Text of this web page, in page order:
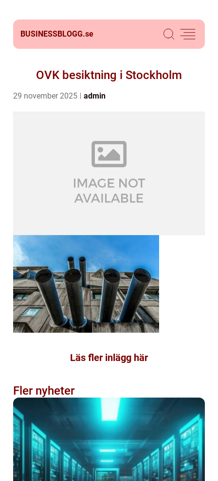
BUSINESSBLOGG.se
OVK besiktning i Stockholm
29 november 2025 admin
Läs fler inlägg här
Fler nyheter